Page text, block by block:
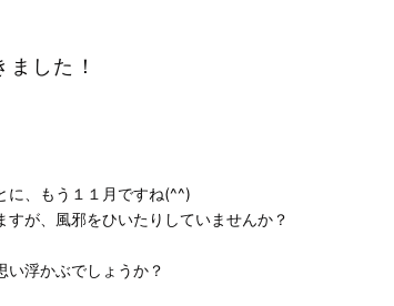
した！
に、もう１１月ですね(^^)
すが、風邪をひいたりしていませんか？
い浮かぶでしょうか？